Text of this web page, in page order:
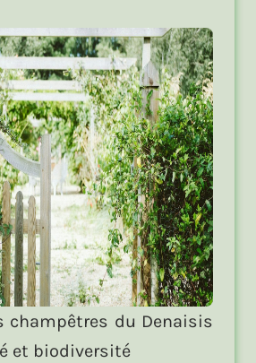
champêtres du Denaisis
et biodiversité